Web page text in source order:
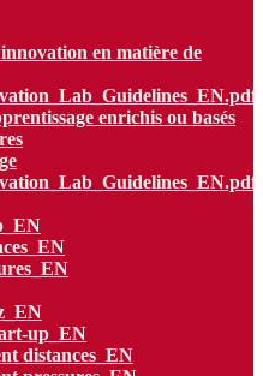
en matière de
enrichis ou basés
up_EN
distances_EN